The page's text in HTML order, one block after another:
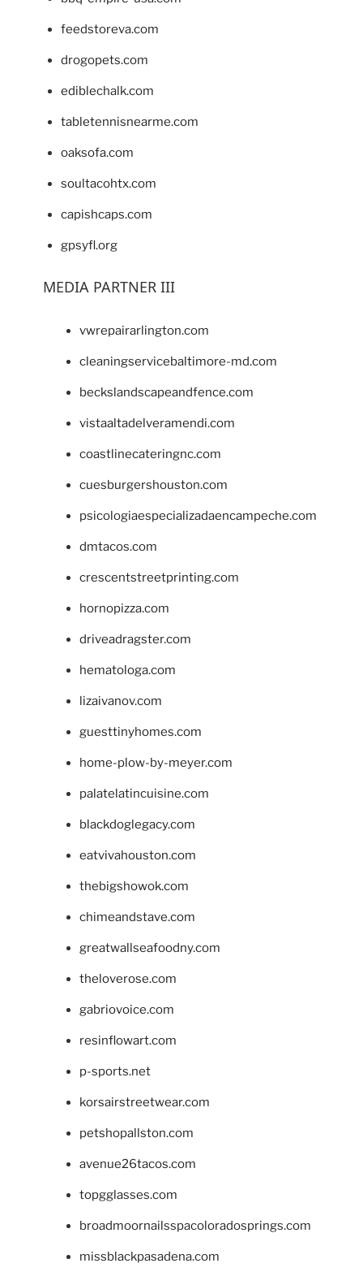
feedstoreva.com
drogopets.com
ediblechalk.com
tabletennisnearme.com
oaksofa.com
soultacohtx.com
capishcaps.com
gpsyfl.org
MEDIA PARTNER III
vwrepairarlington.com
cleaningservicebaltimore-md.com
beckslandscapeandfence.com
vistaaltadelveramendi.com
coastlinecateringnc.com
cuesburgershouston.com
psicologiaespecializadaencampeche.com
dmtacos.com
crescentstreetprinting.com
hornopizza.com
driveadragster.com
hematologa.com
lizaivanov.com
guesttinyhomes.com
home-plow-by-meyer.com
palatelatincuisine.com
blackdoglegacy.com
eatvivahouston.com
thebigshowok.com
chimeandstave.com
greatwallseafoodny.com
theloverose.com
gabriovoice.com
resinflowart.com
p-sports.net
korsairstreetwear.com
petshopallston.com
avenue26tacos.com
topgglasses.com
broadmoornailsspacoloradosprings.com
missblackpasadena.com